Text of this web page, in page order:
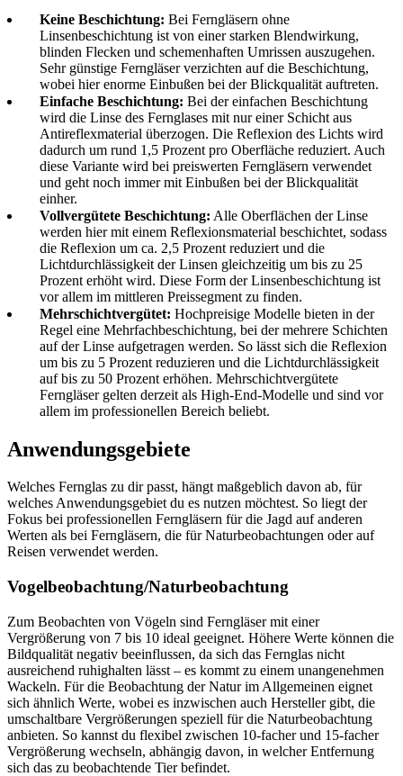
Keine Beschichtung: Bei Ferngläsern ohne
Linsenbeschichtung ist von einer starken Blendwirkung,
blinden Flecken und schemenhaften Umrissen auszugehen.
Sehr günstige Ferngläser verzichten auf die Beschichtung,
wobei hier enorme Einbußen bei der Blickqualität auftreten.
Einfache Beschichtung: Bei der einfachen Beschichtung
wird die Linse des Fernglases mit nur einer Schicht aus
Antireflexmaterial überzogen. Die Reflexion des Lichts wird
dadurch um rund 1,5 Prozent pro Oberfläche reduziert. Auch
diese Variante wird bei preiswerten Ferngläsern verwendet
und geht noch immer mit Einbußen bei der Blickqualität
einher.
Vollvergütete Beschichtung: Alle Oberflächen der Linse
werden hier mit einem Reflexionsmaterial beschichtet, sodass
die Reflexion um ca. 2,5 Prozent reduziert und die
Lichtdurchlässigkeit der Linsen gleichzeitig um bis zu 25
Prozent erhöht wird. Diese Form der Linsenbeschichtung ist
vor allem im mittleren Preissegment zu finden.
Mehrschichtvergütet: Hochpreisige Modelle bieten in der
Regel eine Mehrfachbeschichtung, bei der mehrere Schichten
auf der Linse aufgetragen werden. So lässt sich die Reflexion
um bis zu 5 Prozent reduzieren und die Lichtdurchlässigkeit
auf bis zu 50 Prozent erhöhen. Mehrschichtvergütete
Ferngläser gelten derzeit als High-End-Modelle und sind vor
allem im professionellen Bereich beliebt.
Anwendungsgebiete
Welches Fernglas zu dir passt, hängt maßgeblich davon ab, für
welches Anwendungsgebiet du es nutzen möchtest. So liegt der
Fokus bei professionellen Ferngläsern für die Jagd auf anderen
Werten als bei Ferngläsern, die für Naturbeobachtungen oder auf
Reisen verwendet werden.
Vogelbeobachtung/Naturbeobachtung
Zum Beobachten von Vögeln sind Ferngläser mit einer
Vergrößerung von 7 bis 10 ideal geeignet. Höhere Werte können die
Bildqualität negativ beeinflussen, da sich das Fernglas nicht
ausreichend ruhighalten lässt – es kommt zu einem unangenehmen
Wackeln. Für die Beobachtung der Natur im Allgemeinen eignet
sich ähnlich Werte, wobei es inzwischen auch Hersteller gibt, die
umschaltbare Vergrößerungen speziell für die Naturbeobachtung
anbieten. So kannst du flexibel zwischen 10-facher und 15-facher
Vergrößerung wechseln, abhängig davon, in welcher Entfernung
sich das zu beobachtende Tier befindet.